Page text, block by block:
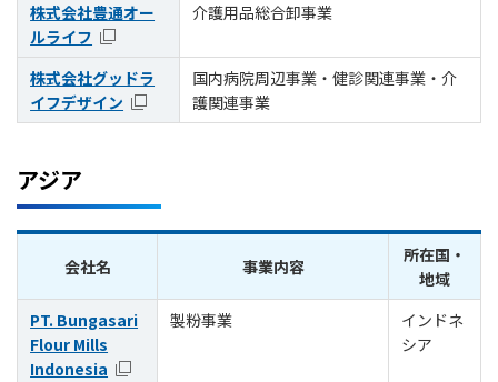
株式会社豊通オー
ルライフ
介護用品総合卸事業
株式会社グッドラ
イフデザイン
国内病院周辺事業・健診関連事業・介
護関連事業
アジア
会社名 事業内容
所在国・
地域
PT. Bungasari
Flour Mills
Indonesia
製粉事業
インドネ
シア